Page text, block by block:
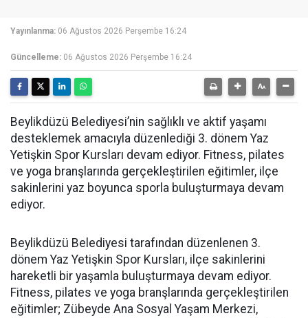
Yayınlanma: 06 Ağustos 2026 Perşembe 16:24
Güncelleme: 06 Ağustos 2026 Perşembe 16:24
Beylikdüzü Belediyesi’nin sağlıklı ve aktif yaşamı
desteklemek amacıyla düzenlediği 3. dönem Yaz
Yetişkin Spor Kursları devam ediyor. Fitness, pilates
ve yoga branşlarında gerçekleştirilen eğitimler, ilçe
sakinlerini yaz boyunca sporla buluşturmaya devam
ediyor.
Beylikdüzü Belediyesi tarafından düzenlenen 3.
dönem Yaz Yetişkin Spor Kursları, ilçe sakinlerini
hareketli bir yaşamla buluşturmaya devam ediyor.
Fitness, pilates ve yoga branşlarında gerçekleştirilen
eğitimler; Zübeyde Ana Sosyal Yaşam Merkezi,